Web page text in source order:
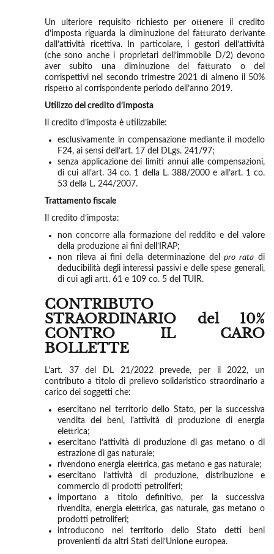
Un ulteriore requisito richiesto per ottenere il credito
d’imposta riguarda la diminuzione del fatturato derivante
dall’attività ricettiva. In particolare, i gestori dell’attività
(che sono anche i proprietari del­l’immobile D/2) devono
aver subito una diminuzione del fatturato o dei
corrispettivi nel secondo trimestre 2021 di almeno il 50%
rispetto al corrispondente periodo dell’anno 2019.
Utilizzo del credito d’imposta
Il credito d’imposta è utilizzabile:
esclusivamente in compensazione mediante il modello
F24, ai sensi dell’art. 17 del DLgs. 241/97;
senza applicazione dei limiti annui alle compensazioni,
di cui all’art. 34 co. 1 della L. 388/2000 e all’art. 1 co.
53 della L. 244/2007.
Trattamento fiscale
Il credito d’imposta:
non concorre alla formazione del reddito e del valore
della produzione ai fini dell’IRAP;
non rileva ai fini della determinazione delpro rata di
deducibilità degli interessi passivi e delle spese generali,
di cui agli artt. 61 e 109 co. 5 del TUIR.
CONTRIBUTO
STRAORDINARIO del 10%
CONTRO IL CARO
BOLLETTE
L’art. 37 del DL 21/2022 prevede, per il 2022, un
contributo a titolo di prelievo solidaristico straordinario a
carico dei soggetti che:
esercitano nel territorio dello Stato, per la successiva
vendita dei beni, l’attività di produzione di energia
elettrica;
esercitano l’attività di produzione di gas metano o di
estrazione di gas naturale;
rivendono energia elettrica, gas metano e gas naturale;
esercitano l’attività di produzione, distribuzione e
commercio di prodotti petroliferi;
importano a titolo definitivo, per la successiva
rivendita, energia elettrica, gas naturale, gas metano o
prodotti petroliferi;
introducono nel territorio dello Stato detti beni
provenienti da altri Stati dell’Unione europea.